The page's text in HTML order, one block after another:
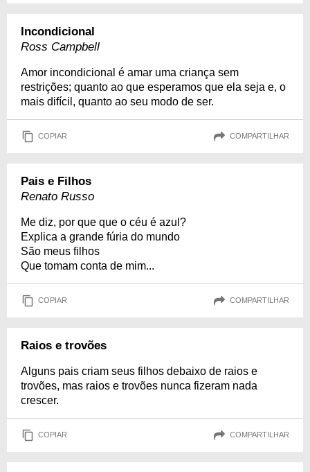
Incondicional
Ross Campbell
Amor incondicional é amar uma criança sem
restrições; quanto ao que esperamos que ela seja e, o
mais difícil, quanto ao seu modo de ser.
COPIAR COMPARTILHAR
Pais e Filhos
Renato Russo
Me diz, por que que o céu é azul?
Explica a grande fúria do mundo
São meus filhos
Que tomam conta de mim...
COPIAR COMPARTILHAR
Raios e trovões
Alguns pais criam seus filhos debaixo de raios e
trovões, mas raios e trovões nunca fizeram nada
crescer.
COPIAR COMPARTILHAR